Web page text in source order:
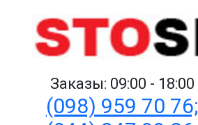
Заказы: 09:00 - 18:00
(098) 959 70 76;